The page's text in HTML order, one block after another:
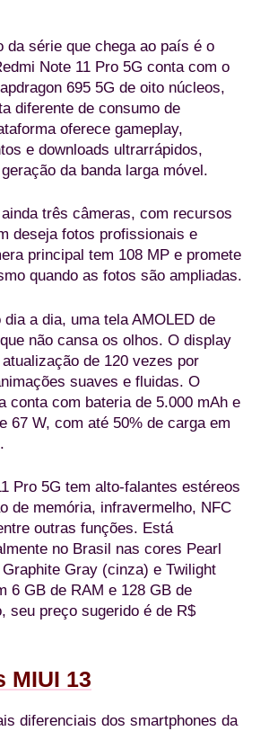
da série que chega ao país é o
Note 11 Pro 5G conta com o
695 5G de oito núcleos,
diferente de consumo de
oferece gameplay,
e downloads ultrarrápidos,
da banda larga móvel.
três câmeras, com recursos
deseja fotos profissionais e
principal tem 108 MP e promete
quando as fotos são ampliadas.
dia a dia, uma tela AMOLED de
não cansa os olhos. O display
de 120 vezes por
suaves e fluidas. O
conta com bateria de 5.000 mAh e
67 W, com até 50% de carga em
Pro 5G tem alto-falantes estéreos
de memória, infravermelho, NFC
outras funções. Está
no Brasil nas cores Pearl
Gray (cinza) e Twilight
6 GB de RAM e 128 GB de
seu preço sugerido é de R$
MIUI 13
diferenciais dos smartphones da